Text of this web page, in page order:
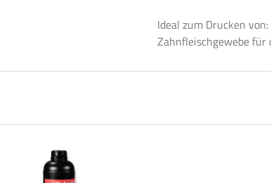
Ideal zum Drucken von:
Zahnfleischgewebe für